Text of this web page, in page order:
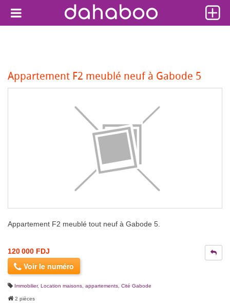
Appartement F2 meublé neuf à Gabode 5
Appartement F2 meublé tout neuf à Gabode 5.
120 000 FDJ
Voir le numéro
Immobilier, Location maisons, appartements Cité Gabode
2 pièces